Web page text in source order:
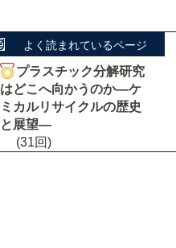
よく読まれているページ
プラスチック分解研究
はどこへ向かうのか―ケ
ミカルリサイクルの歴史
と展望―
(31回)